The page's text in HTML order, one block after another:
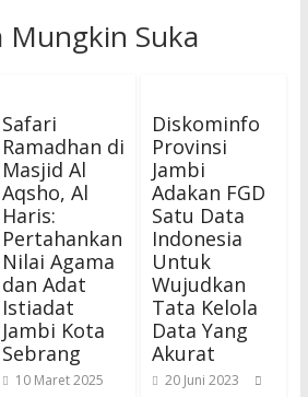
Mungkin Suka
Safari
Ramadhan di
Masjid Al
Aqsho, Al
Haris:
Pertahankan
Nilai Agama
dan Adat
Istiadat
Jambi Kota
Sebrang
10 Maret 2025
Diskominfo
Provinsi
Jambi
Adakan FGD
Satu Data
Indonesia
Untuk
Wujudkan
Tata Kelola
Data Yang
Akurat
20 Juni 2023